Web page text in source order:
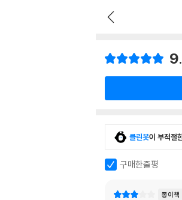
클린봇이 부적절
구매한줄평
종이책